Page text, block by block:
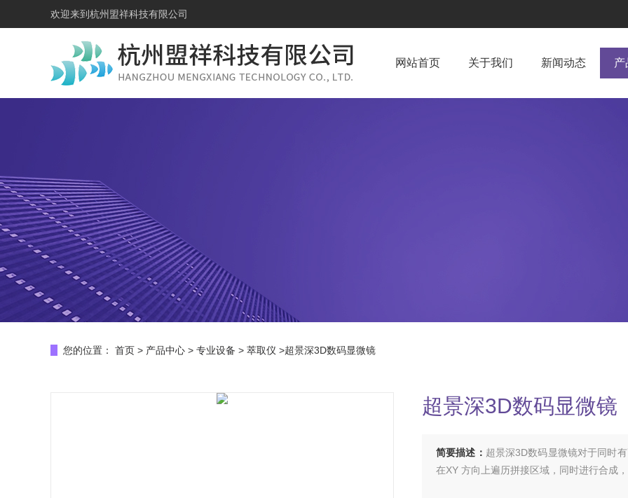
欢迎来到 杭州盟祥科技有限公司
网站首页 关于我们 新闻动态 产
您的位置： 首页 > 产品中心 > 专业设备 > 萃取仪 >超景深3D数码显微镜
超景深3D数码显微镜
简要描述： 超景深3D数码显微镜对于同时
在XY 方向上遍历拼接区域，同时进行合成